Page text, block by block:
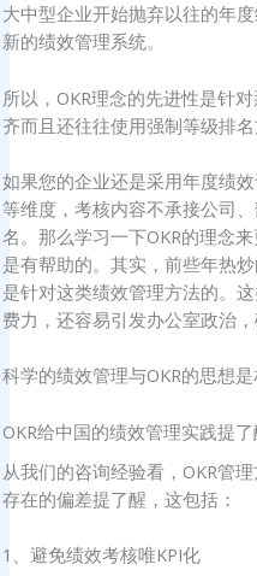
大中型企业开始抛弃以往的年
新的绩效管理系统。
所以，OKR理念的先进性是针
齐而且还往往使用强制等级排
如果您的企业还是采用年度绩
等维度，考核内容不承接公司
名。那么学习一下OKR的理念
是有帮助的。其实，前些年热
是针对这类绩效管理方法的。
费力，还容易引发办公室政治，
科学的绩效管理与OKR的思想是
OKR给中国的绩效管理实践提了
从我们的咨询经验看，OKR管
存在的偏差提了醒，这包括：
1、避免绩效考核唯KPI化